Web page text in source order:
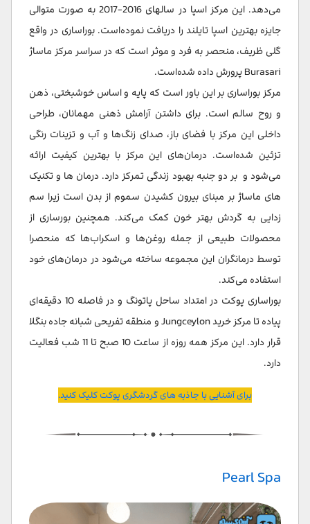
می‌دهد. این مرکز اسپا در سالهای 2016-2017 به صورت متوالی
جایزه بهترین اسپا تایلند را دریافت نموده‌است. بوراساری در واقع
گلی ظریف، منحصر به فرد و موثر است که در سراسر مرکز ماساژ
Burasari پرورش داده شده‌است.
مرکز بوراساری بر این باور است که پایه و اساس خوشبختی، ذهن
و روح سالم است. برای داشتن آرامش ذهنی مهمانان، طراحی
داخلی این مرکز با فضای باز، صدای زنگ‌ها و آب و تزینات رنگی
تزئین شده‌است. درمان‌های این مرکز با بهترین کیفیت ارائه
می‌شود و بر دو جنبه بهبود زندگی تمرکز دارد. درمان ها و تکنیک
های ماساژ بر مبنای بیرون کشیدن سموم از بدن است زیرا سم
زدایی به گردش بهتر خون کمک می‌کند. همچنین بورساری از
محصولات طبیعی از جمله روغن‌ها و اسکراب‌ها که منحصرا
توسط درمانگران این مجموعه ساخته می‌شود در درمان‌های خود
استفاده می‌کند.
بوراساری پوکت در امتداد ساحل پاتونگ و در فاصله 10 دقیقه‎‌ای
پیاده تا مرکز خرید Jungceylon و منطقه تفریحی شبانه جاده بنگلا
قرار دارد. این مرکز همه روزه از ساعت 10 صبح تا 11 شب فعالیت
دارد.
برای آشنایی با جاذبه های گردشگری پوکت کلیک کنید.
Pearl Spa